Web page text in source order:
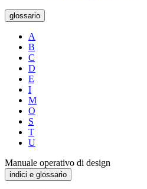
glossario
A
B
C
D
E
I
M
O
S
T
U
Manuale operativo di design
indici e glossario